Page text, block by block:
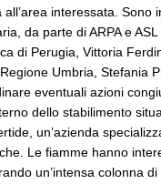
all’area interessata. Sono
da parte di ARPA e
di Perugia, Vittoria
Umbria, Stefania
eventuali azioni
dello stabilimento
un’azienda
Le fiamme hanno
un’intensa colonna